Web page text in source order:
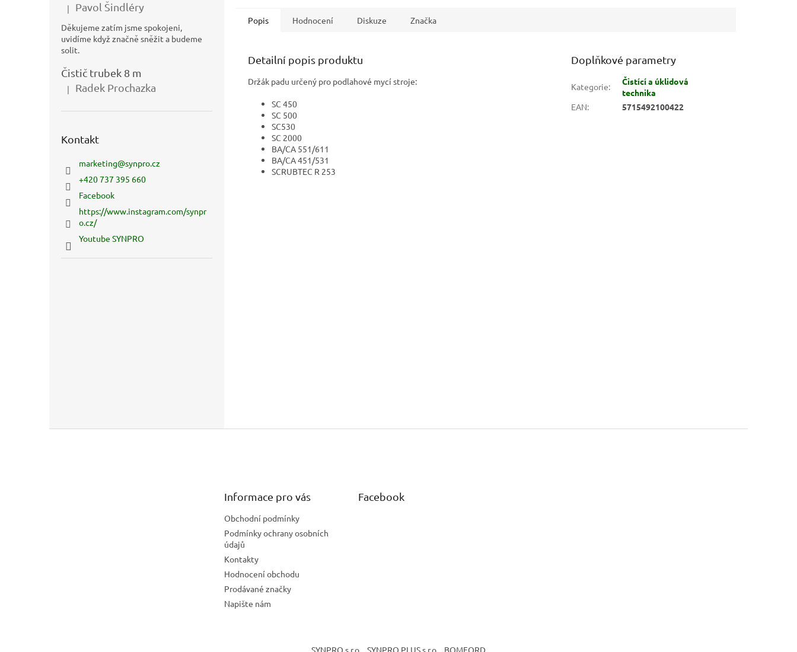
Hodnocení produktu je 5 z 5 hvězdiček.
| Pavol Šindléry
Děkujeme zatím jsme spokojeni,
uvidíme když značně sněžit a budeme
solit.
Čistič trubek 8 m
Hodnocení produktu je 5 z 5 hvězdiček.
| Radek Prochazka
Kontakt
marketing@synpro.cz
+420 737 395 660
Facebook
https://www.instagram.com/synpr
o.cz/
Youtube SYNPRO
Popis Hodnocení Diskuze Značka
Detailní popis produktu
Držák padu určený pro podlahové mycí stroje:
SC 450
SC 500
SC530
SC 2000
BA/CA 551/611
BA/CA 451/531
SCRUBTEC R 253
Doplňkové parametry
Kategorie:
Čistící a úklidová
technika
EAN: 5715492100422
Informace pro vás
Obchodní podmínky
Podmínky ochrany osobních
údajů
Kontakty
Hodnocení obchodu
Prodávané značky
Napište nám
Facebook
SYNPRO s.r.o. SYNPRO PLUS s.r.o. BOMFORD